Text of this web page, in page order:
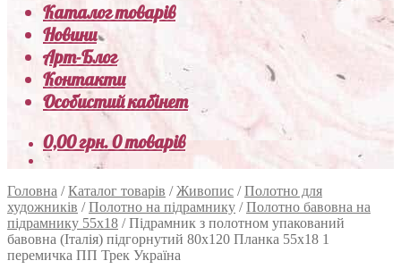
Каталог товарів
Новини
Арт-Блог
Контакти
Особистий кабінет
0,00грн.0 товарів
Головна /Каталог товарів /Живопис /Полотно для
художників /Полотно на підрамнику /Полотно бавовна на
підрамнику 55х18 /Підрамник з полотном упакований
бавовна (Італія) підгорнутий 80х120 Планка 55х18 1
перемичка ПП Трек Україна